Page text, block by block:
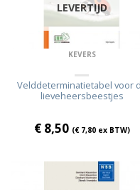
LEVERTIJD
KEVERS
Velddeterminatietabel voor
lieveheersbeestjes
€8,50 (€7,80ex BTW)